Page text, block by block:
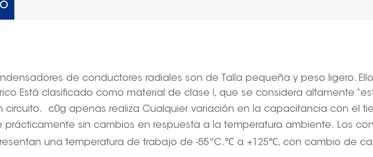
de conductores radiales son de Talla pequeña y peso ligero.
Está clasificado como material de clase I, que se considera altamente
circuito.
c0g apenas realiza Cualquier variación en la capacitancia con el
sin cambios en respuesta a la temperatura ambiente. Los
una temperatura de trabajo de -55ºC.℃ a +125℃, con cambio de